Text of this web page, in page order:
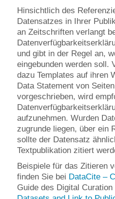
Hinsichtlich des
Datensatzes in Ihrer
an Zeitschriften verlangt
und gibt in der Regel an,
eingebunden werden soll.
dazu Templates auf ihren
Data Statement von
vorgeschrieben, wird
aufzunehmen. Wurden
zugrunde liegen, über ein
sollte der Datensatz
Textpublikation zitiert
Beispiele für das Zitieren
finden Sie bei DataCite –
Guide des Digital